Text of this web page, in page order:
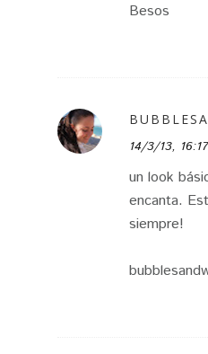
Besos
14/3/13, 16:17
un look
encanta.
siempre!